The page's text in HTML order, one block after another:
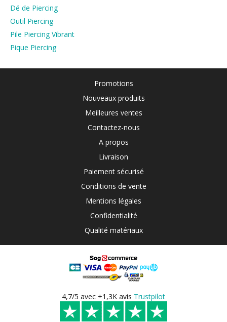
Dé de Piercing
Outil Piercing
Pile Piercing Vibrant
Pique Piercing
Promotions
Nouveaux produits
Meilleures ventes
Contactez-nous
A propos
Livraison
Paiement sécurisé
Conditions de vente
Mentions légales
Confidentialité
Qualité matériaux
4,7/5 avec +1,3K avis Trustpilot